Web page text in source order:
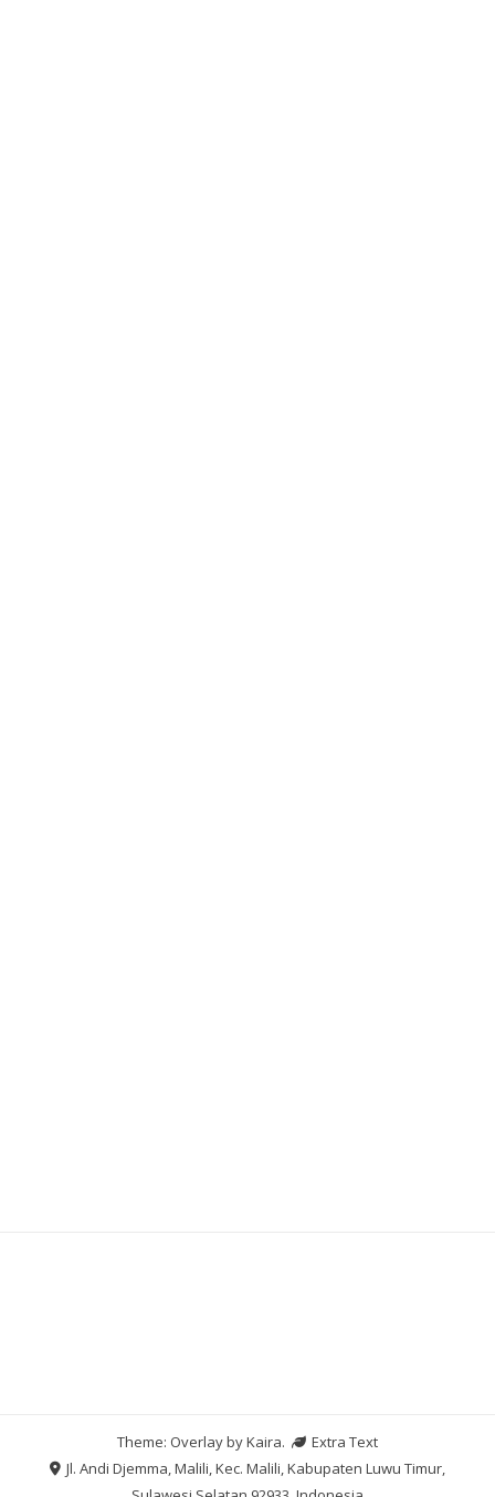
Theme: Overlay byKaira.
Extra Text
Jl. Andi Djemma, Malili, Kec. Malili, Kabupaten Luwu Timur,